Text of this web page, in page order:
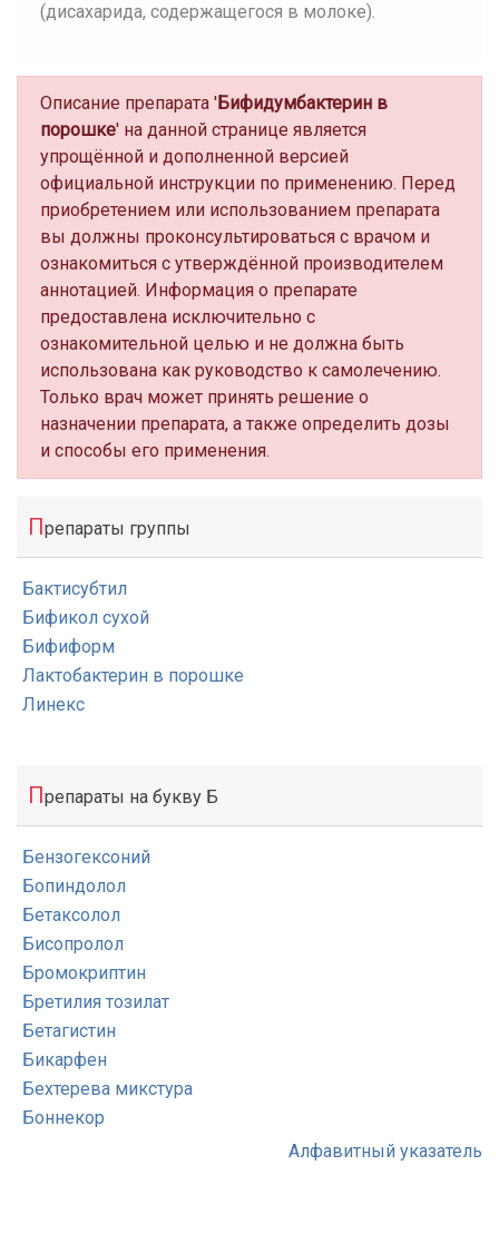
(дисахарида, содержащегося в молоке).
Описание препарата 'Бифидумбактерин в
порошке' на данной странице является
упрощённой и дополненной версией
официальной инструкции по применению. Перед
приобретением или использованием препарата
вы должны проконсультироваться с врачом и
ознакомиться с утверждённой производителем
аннотацией. Информация о препарате
предоставлена исключительно с
ознакомительной целью и не должна быть
использована как руководство к самолечению.
Только врач может принять решение о
назначении препарата, а также определить дозы
и способы его применения.
Препараты группы
Бактисубтил
Бификол сухой
Бифиформ
Лактобактерин в порошке
Линекс
Препараты на букву Б
Бензогексоний
Бопиндолол
Бетаксолол
Бисопролол
Бромокриптин
Бретилия тозилат
Бетагистин
Бикарфен
Бехтерева микстура
Боннекор
Алфавитный указатель